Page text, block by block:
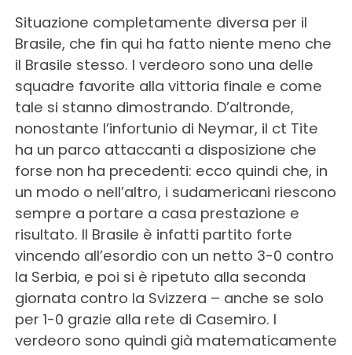
Situazione completamente diversa per il
Brasile, che fin qui ha fatto niente meno che
il Brasile stesso. I verdeoro sono una delle
squadre favorite alla vittoria finale e come
tale si stanno dimostrando. D’altronde,
nonostante l’infortunio di Neymar, il ct Tite
ha un parco attaccanti a disposizione che
forse non ha precedenti: ecco quindi che, in
un modo o nell’altro, i sudamericani riescono
sempre a portare a casa prestazione e
risultato. Il Brasile è infatti partito forte
vincendo all’esordio con un netto 3-0 contro
la Serbia, e poi si è ripetuto alla seconda
giornata contro la Svizzera – anche se solo
per 1-0 grazie alla rete di Casemiro. I
verdeoro sono quindi già matematicamente